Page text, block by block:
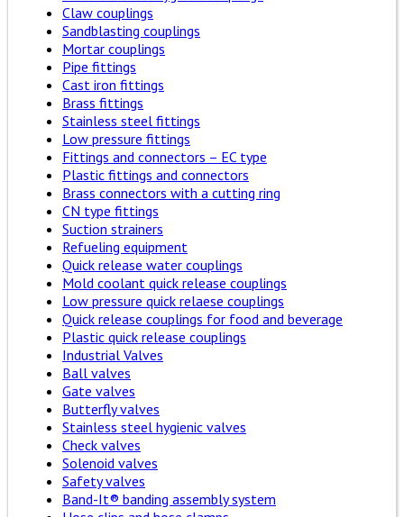
Claw couplings
Sandblasting couplings
Mortar couplings
Pipe fittings
Cast iron fittings
Brass fittings
Stainless steel fittings
Low pressure fittings
Fittings and connectors – EC type
Plastic fittings and connectors
Brass connectors with a cutting ring
CN type fittings
Suction strainers
Refueling equipment
Quick release water couplings
Mold coolant quick release couplings
Low pressure quick relaese couplings
Quick release couplings for food and beverage
Plastic quick release couplings
Industrial Valves
Ball valves
Gate valves
Butterfly valves
Stainless steel hygienic valves
Check valves
Solenoid valves
Safety valves
Band-It® banding assembly system